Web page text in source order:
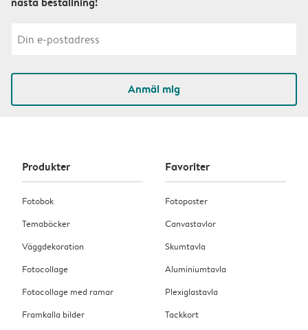
Anmäl mig
Produkter
Fotobok
Temaböcker
Väggdekoration
Fotocollage
Fotocollage med ramar
Framkalla bilder
Favoriter
Fotoposter
Canvastavlor
Skumtavla
Aluminiumtavla
Plexiglastavla
Tackkort